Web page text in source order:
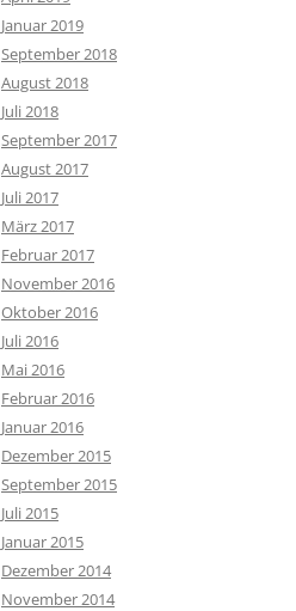
Januar 2019
September 2018
August 2018
Juli 2018
September 2017
August 2017
Juli 2017
März 2017
Februar 2017
November 2016
Oktober 2016
Juli 2016
Mai 2016
Februar 2016
Januar 2016
Dezember 2015
September 2015
Juli 2015
Januar 2015
Dezember 2014
November 2014